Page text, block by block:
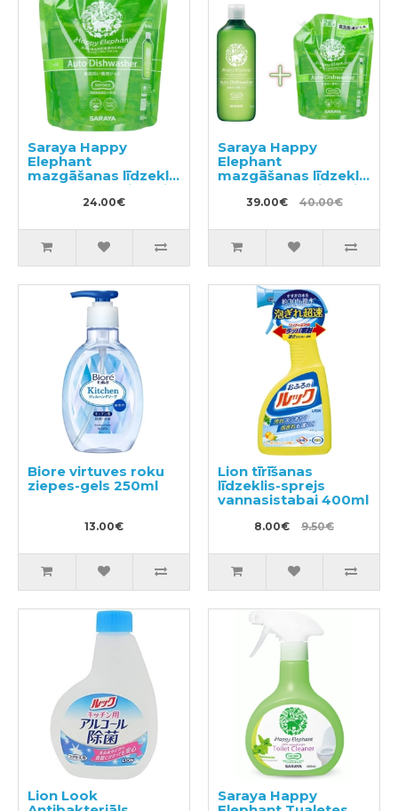
Saraya Happy
Elephant
mazgāšanas līdzeklis
trauku mazgājamai
mašīnai, pildviela
24.00€
Saraya Happy
Elephant
mazgāšanas līdzeklis
trauku mazgājamai
mašīnai 420ml +
39.00€ 40.00€
Biore virtuves roku
ziepes-gels 250ml
13.00€
Lion tīrīšanas
līdzeklis-sprejs
vannasistabai 400ml
8.00€ 9.50€
Lion Look
Saraya Happy